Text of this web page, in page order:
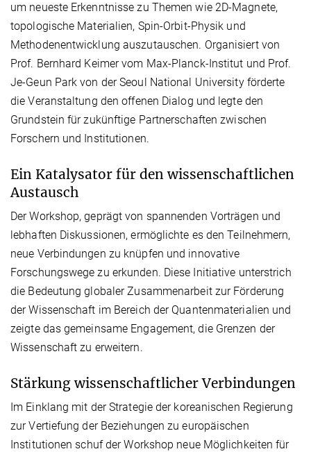
um neueste Erkenntnisse zu Themen wie 2D-Magnete,
topologische Materialien, Spin-Orbit-Physik und
Methodenentwicklung auszutauschen. Organisiert von
Prof. Bernhard Keimer vom Max-Planck-Institut und Prof.
Je-Geun Park von der Seoul National University förderte
die Veranstaltung den offenen Dialog und legte den
Grundstein für zukünftige Partnerschaften zwischen
Forschern und Institutionen.
Ein Katalysator für den wissenschaftlichen
Austausch
Der Workshop, geprägt von spannenden Vorträgen und
lebhaften Diskussionen, ermöglichte es den Teilnehmern,
neue Verbindungen zu knüpfen und innovative
Forschungswege zu erkunden. Diese Initiative unterstrich
die Bedeutung globaler Zusammenarbeit zur Förderung
der Wissenschaft im Bereich der Quantenmaterialien und
zeigte das gemeinsame Engagement, die Grenzen der
Wissenschaft zu erweitern.
Stärkung wissenschaftlicher Verbindungen
Im Einklang mit der Strategie der koreanischen Regierung
zur Vertiefung der Beziehungen zu europäischen
Institutionen schuf der Workshop neue Möglichkeiten für